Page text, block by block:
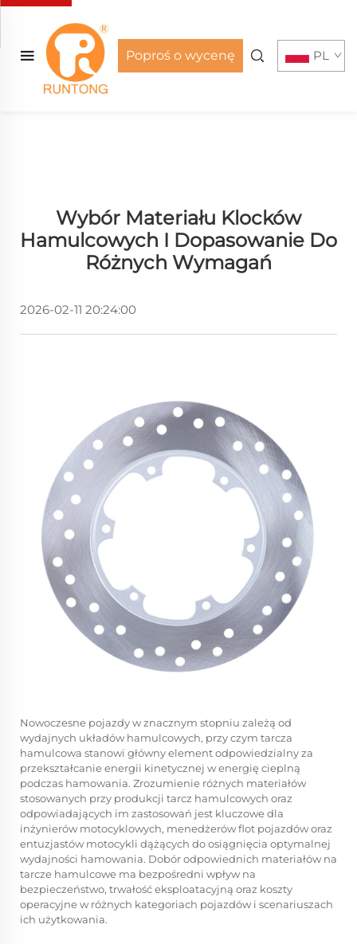
Poproś o wycenę PL
Wybór Materiału Klocków
Hamulcowych I Dopasowanie Do
Różnych Wymagań
2026-02-11 20:24:00
Nowoczesne pojazdy w znacznym stopniu zależą od
wydajnych układów hamulcowych, przy czym tarcza
hamulcowa stanowi główny element odpowiedzialny za
przekształcanie energii kinetycznej w energię cieplną
podczas hamowania. Zrozumienie różnych materiałów
stosowanych przy produkcji tarcz hamulcowych oraz
odpowiadających im zastosowań jest kluczowe dla
inżynierów motocyklowych, menedżerów flot pojazdów oraz
entuzjastów motocykli dążących do osiągnięcia optymalnej
wydajności hamowania. Dobór odpowiednich materiałów na
tarcze hamulcowe ma bezpośredni wpływ na
bezpieczeństwo, trwałość eksploatacyjną oraz koszty
operacyjne w różnych kategoriach pojazdów i scenariuszach
ich użytkowania.